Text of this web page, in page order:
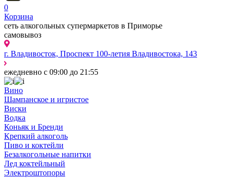
0
Корзина
сеть алкогольных супермаркетов в Приморье
самовывоз
г. Владивосток, Проспект 100-летия Владивостока, 143
ежедневно с 09:00 до 21:55
Вино
Шампанское и игристое
Виски
Водка
Коньяк и Бренди
Крепкий алкоголь
Пиво и коктейли
Безалкогольные напитки
Лед коктейльный
Электроштопоры